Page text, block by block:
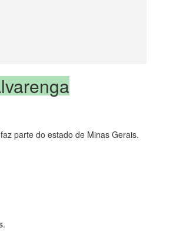
parte do estado de Minas Gerais.